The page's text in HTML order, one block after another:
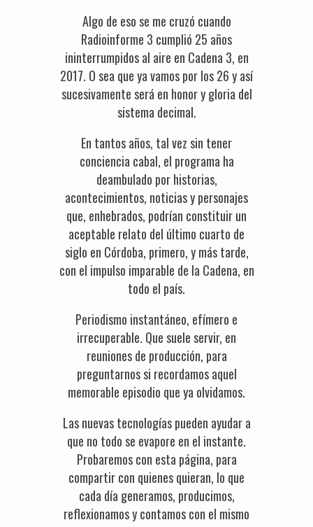
Algo de eso se me cruzó cuando
Radioinforme 3 cumplió 25 años
ininterrumpidos al aire en Cadena 3, en
2017. O sea que ya vamos por los 26 y así
sucesivamente será en honor y gloria del
sistema decimal.
En tantos años, tal vez sin tener
conciencia cabal, el programa ha
deambulado por historias,
acontecimientos, noticias y personajes
que, enhebrados, podrían constituir un
aceptable relato del último cuarto de
siglo en Córdoba, primero, y más tarde,
con el impulso imparable de la Cadena, en
todo el país.
Periodismo instantáneo, efímero e
irrecuperable. Que suele servir, en
reuniones de producción, para
preguntarnos si recordamos aquel
memorable episodio que ya olvidamos.
Las nuevas tecnologías pueden ayudar a
que no todo se evapore en el instante.
Probaremos con esta página, para
compartir con quienes quieran, lo que
cada día generamos, producimos,
reflexionamos y contamos con el mismo